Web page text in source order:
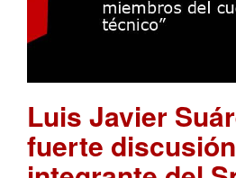
Luis Javier
fuerte